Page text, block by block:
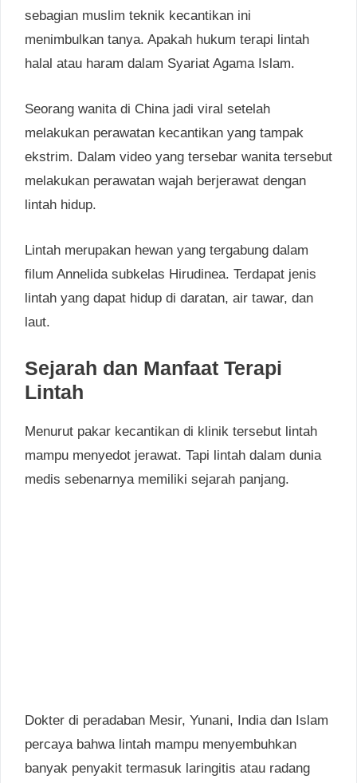
sebagian muslim teknik kecantikan ini
menimbulkan tanya. Apakah hukum terapi lintah
halal atau haram dalam Syariat Agama Islam.
Seorang wanita di China jadi viral setelah
melakukan perawatan kecantikan yang tampak
ekstrim. Dalam video yang tersebar wanita tersebut
melakukan perawatan wajah berjerawat dengan
lintah hidup.
Lintah merupakan hewan yang tergabung dalam
filum Annelida subkelas Hirudinea. Terdapat jenis
lintah yang dapat hidup di daratan, air tawar, dan
laut.
Sejarah dan Manfaat Terapi
Lintah
Menurut pakar kecantikan di klinik tersebut lintah
mampu menyedot jerawat. Tapi lintah dalam dunia
medis sebenarnya memiliki sejarah panjang.
Dokter di peradaban Mesir, Yunani, India dan Islam
percaya bahwa lintah mampu menyembuhkan
banyak penyakit termasuk laringitis atau radang